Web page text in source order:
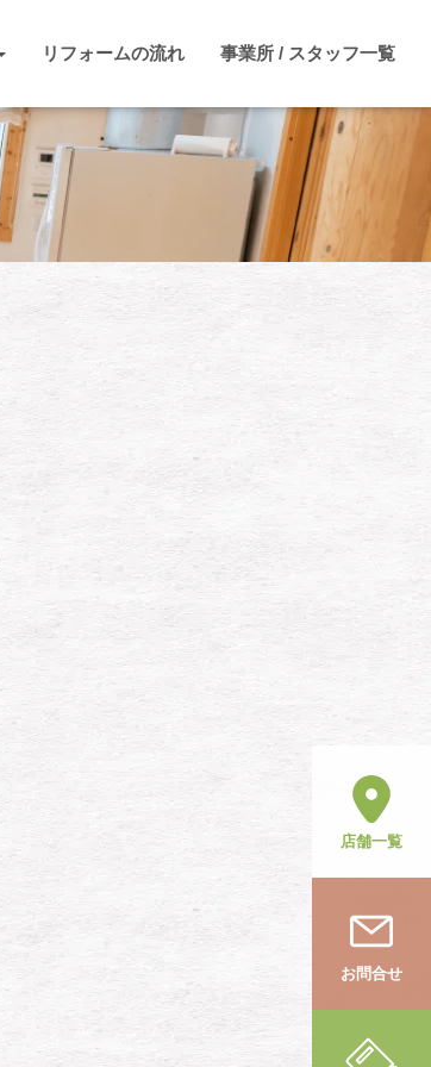
リフォームの流れ 事業所 / スタッフ一覧
店舗一覧
お問合せ